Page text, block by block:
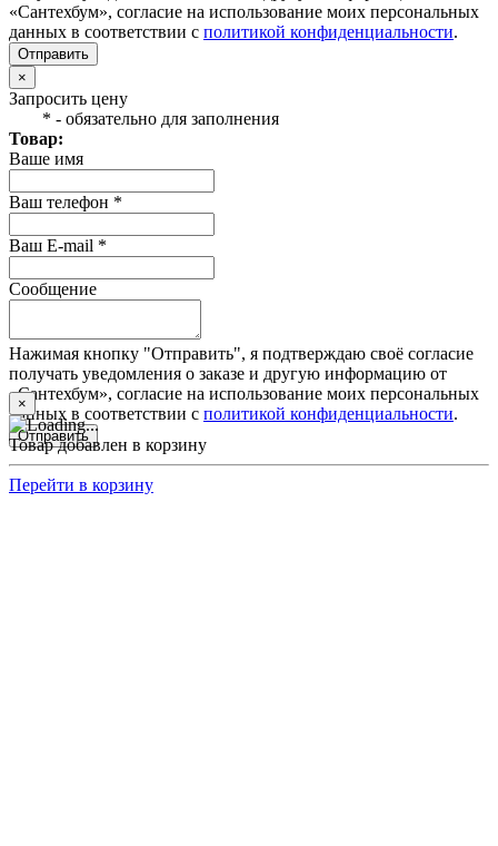
«Сантехбум», согласие на использование моих персональных
данных в соответствии с политикой конфиденциальности.
Отправить
×
Запросить цену
* - обязательно для заполнения
Товар:
Ваше имя
Ваш телефон *
Ваш E-mail *
Сообщение
Нажимая кнопку "Отправить", я подтверждаю своё согласие
получать уведомления о заказе и другую информацию от
«Сантехбум», согласие на использование моих персональных
данных в соответствии с политикой конфиденциальности.
Отправить
×
Товар добавлен в корзину
Перейти в корзину